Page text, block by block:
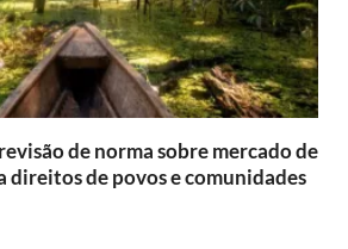
de norma sobre mercado de
direitos de povos e comunidades